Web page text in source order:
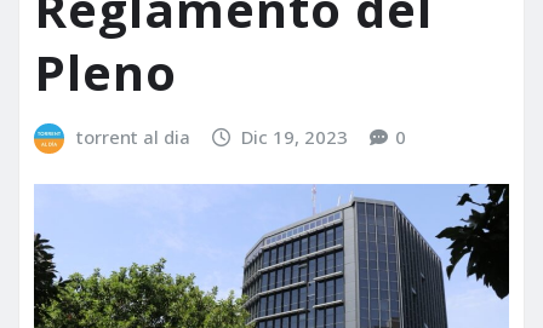
Pleno
torrent al dia Dic 19, 2023 0